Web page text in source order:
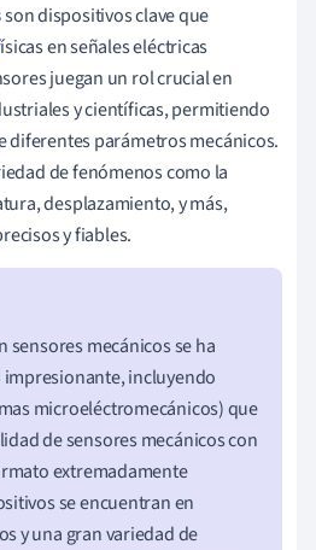
son dispositivos clave que
en señales eléctricas
juegan un rol crucial en
y científicas, permitiendo
diferentes parámetros mecánicos.
de fenómenos como la
desplazamiento, y más,
y fiables.
sensores mecánicos se ha
incluyendo
microeléctromecánicos) que
de sensores mecánicos con
extremadamente
se encuentran en
y una gran variedad de